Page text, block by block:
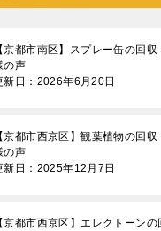
【京都市南区】スプレー缶の回
の声
新日：2026年6月20日
【京都市西京区】観葉植物の回
の声
新日：2025年12月7日
【京都市西京区】エレクトーン